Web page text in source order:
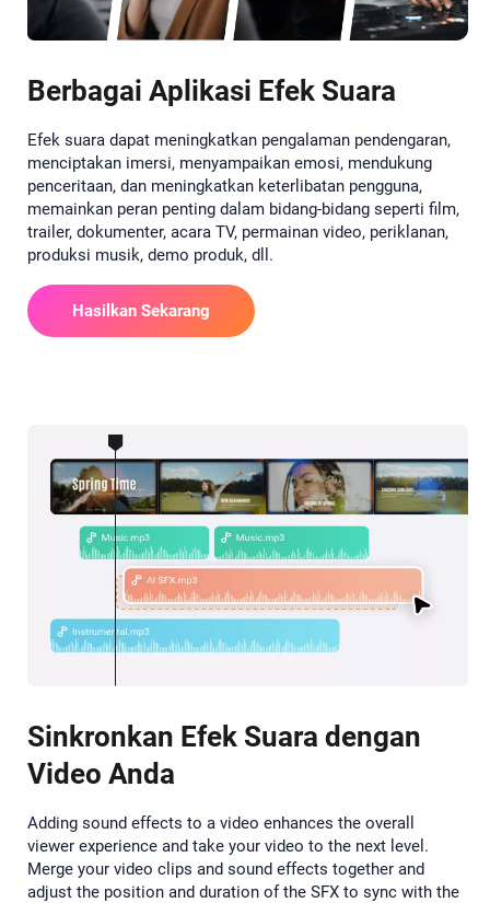
Berbagai Aplikasi Efek Suara
Efek suara dapat meningkatkan pengalaman pendengaran,
menciptakan imersi, menyampaikan emosi, mendukung
penceritaan, dan meningkatkan keterlibatan pengguna,
memainkan peran penting dalam bidang-bidang seperti film,
trailer, dokumenter, acara TV, permainan video, periklanan,
produksi musik, demo produk, dll.
Hasilkan Sekarang
Sinkronkan Efek Suara dengan
Video Anda
Adding sound effects to a video enhances the overall
viewer experience and take your video to the next level.
Merge your video clips and sound effects together and
adjust the position and duration of the SFX to sync with the